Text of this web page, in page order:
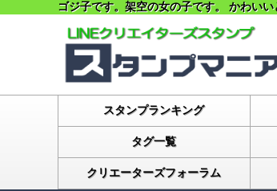
ゴジ子です。架空の女の子です。 かわい
スタンプランキング
タグ一覧
クリエーターズフォーラム